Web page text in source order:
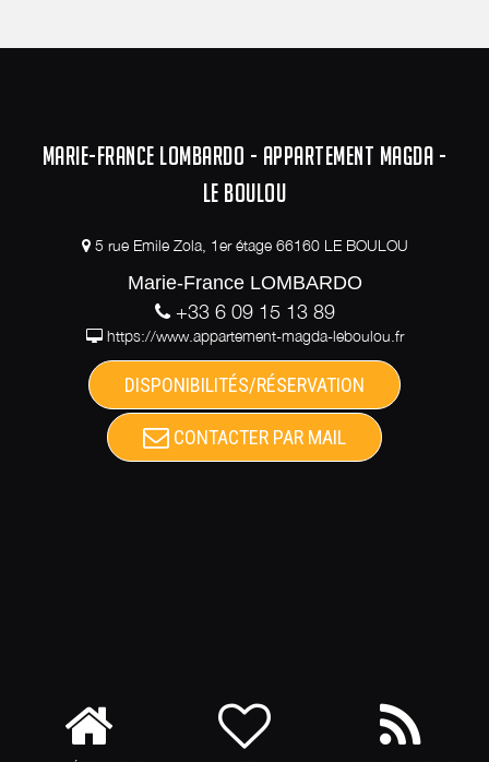
MARIE-FRANCE LOMBARDO - APPARTEMENT MAGDA -
LE BOULOU
5 rue Emile Zola, 1er étage 66160 LE BOULOU
Marie-France LOMBARDO
+33 6 09 15 13 89
https://www.appartement-magda-leboulou.fr
DISPONIBILITÉS/RÉSERVATION
CONTACTER PAR MAIL